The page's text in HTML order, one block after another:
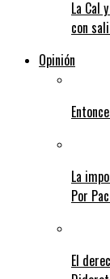
La Cal
con
Opinión
La
Por
El